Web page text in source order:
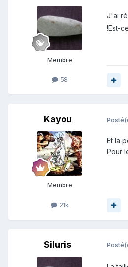
Membre
58
J'ai
!Est-
Kayou
Membre
21k
Et la
Pour
Siluris